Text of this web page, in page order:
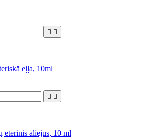
 
eļļa, 10ml
 
eterinis aliejus, 10 ml